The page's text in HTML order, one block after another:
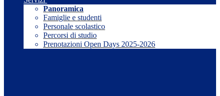
Panoramica
Famiglie e studenti
Personale scolastico
Percorsi di studio
Prenotazioni Open Days 2025-2026